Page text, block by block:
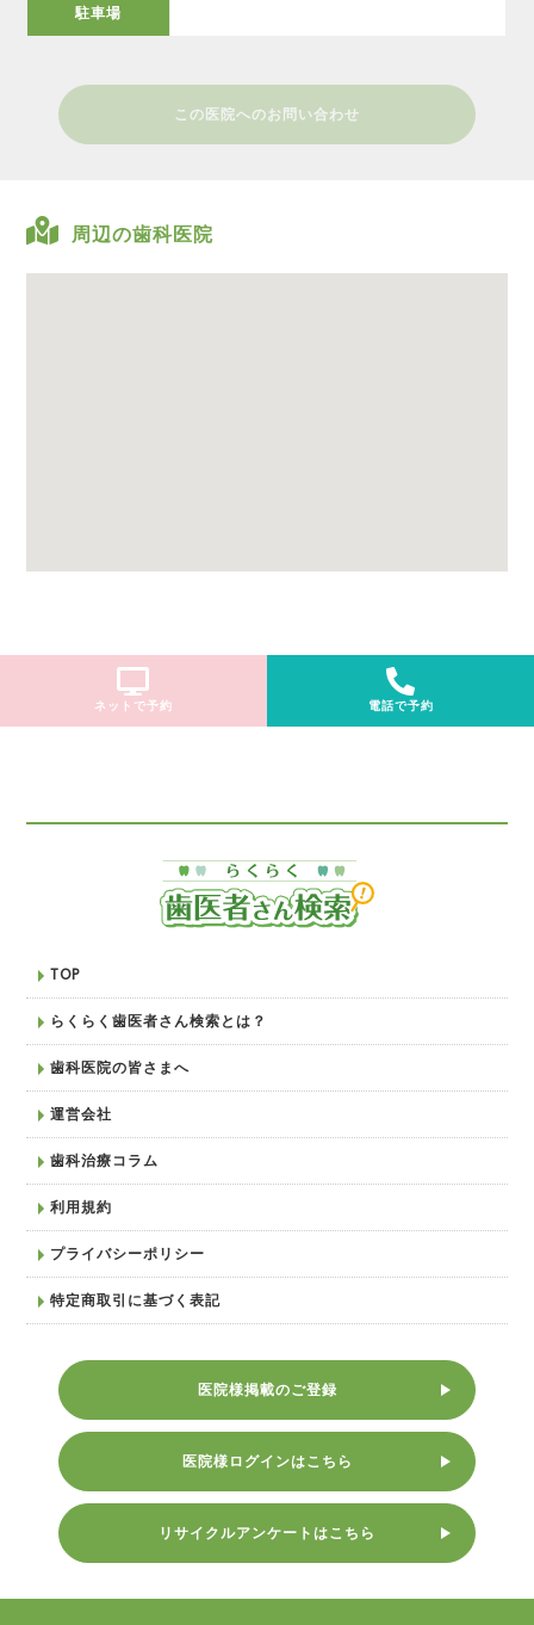
駐車場
この医院へのお問い合わせ
周辺の歯科医院
ネットで予約 電話で予約
TOP
らくらく歯医者さん検索とは？
歯科医院の皆さまへ
運営会社
歯科治療コラム
利用規約
プライバシーポリシー
特定商取引に基づく表記
医院様掲載のご登録
医院様ログインはこちら
リサイクルアンケートはこちら